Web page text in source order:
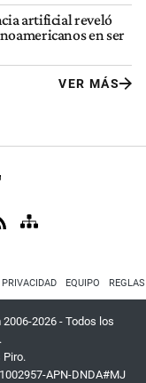
artificial reveló
en ser
VER MÁS
PRIVACIDAD EQUIPO
2026 - Todos los
Piro.
APN-DNDA#MJ